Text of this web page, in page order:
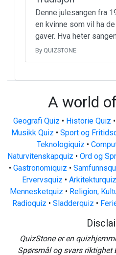
Denne julesangen fra
en kvinne som vil ha
gaver. Hva heter
By QUIZSTONE
A world
Geografi Quiz • Historie Quiz •
Musikk Quiz • Sport og
Teknologiquiz •
Naturvitenskapquiz • Ord og
• Gastronomiquiz •
Ervervsquiz • Arkitekturquiz
Mennesketquiz • Religion,
Radioquiz • Sladderquiz •
QuizStone er en
Spørsmål og svars riktighet